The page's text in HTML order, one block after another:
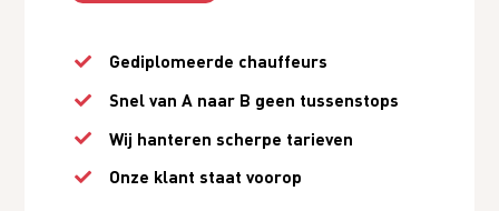
Gediplomeerde chauffeurs
Snel van A naar B geen tussenstops
Wij hanteren scherpe tarieven
Onze klant staat voorop